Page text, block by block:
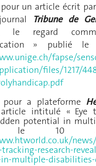
un article écrit
Tribune de
le regard
» publié le
fapse/
files/1217/
pour a plateforme
intitulé « Eye
potential in
le 10
news/
research-
multiple-